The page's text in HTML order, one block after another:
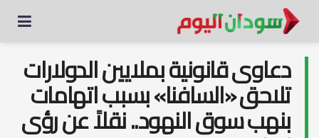
دعاوى قانونية بملايين الدولارات
تلاحق «السافنا» بسبب اتهامات
بنهب سوق النهود.. نقلاً عن رؤى